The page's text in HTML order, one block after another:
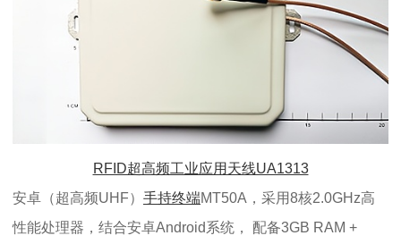
RFID超高频工业应用天线UA1313
安卓（超高频UHF） 手持终端MT50A，采用8核2.0GHz高
性能处理器，结合安卓Android系统， 配备3GB RAM +